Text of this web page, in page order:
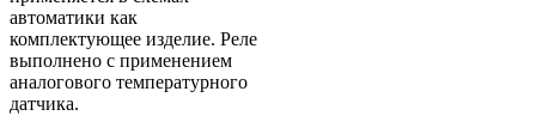
автоматики как
комплектующее изделие. Реле
выполнено с применением
аналогового температурного
датчика.